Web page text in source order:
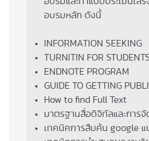
อบรมหลัก ดังนี้
INFORMATION SEEKING
TURNITIN FOR STUDENTS
ENDNOTE PROGRAM
GUIDE TO GETTING
How to​ find Full Text
มาตรฐานสื่อดิจิทัลและการจั
เทคนิคการสืบค้น google